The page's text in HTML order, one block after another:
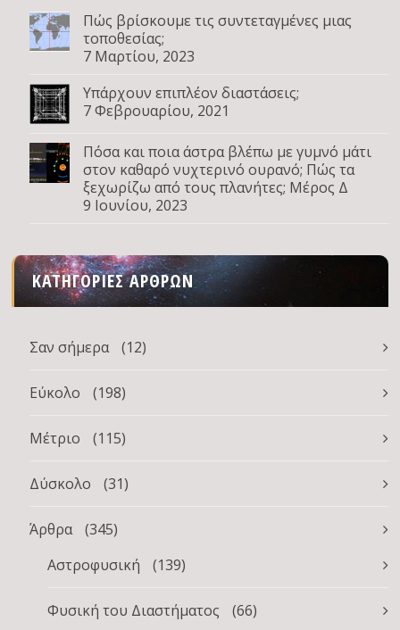
Πώς βρίσκουμε τις συντεταγμένες μιας
τοποθεσίας;
7 Μαρτίου, 2023
Υπάρχουν επιπλέον διαστάσεις;
7 Φεβρουαρίου, 2021
Πόσα και ποια άστρα βλέπω με γυμνό μάτι
στον καθαρό νυχτερινό ουρανό; Πώς τα
ξεχωρίζω από τους πλανήτες; Μέρος Δ
9 Ιουνίου, 2023
ΚΑΤΗΓΟΡΊΕΣ ΆΡΘΡΩΝ
Σαν σήμερα (12)
Εύκολο (198)
Μέτριο (115)
Δύσκολο (31)
Άρθρα
(345)
Αστροφυσική
(139)
Φυσική του Διαστήματος (66)